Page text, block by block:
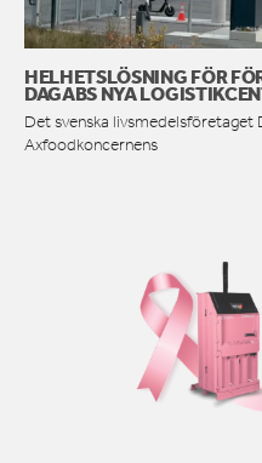
HELHETSLÖSNING FÖR
DAGABS NYA
Det svenska livsmedelsföretaget
Axfoodkoncernens